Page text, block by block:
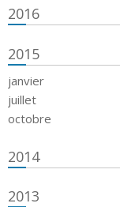
2016
2015
janvier
juillet
octobre
2014
2013